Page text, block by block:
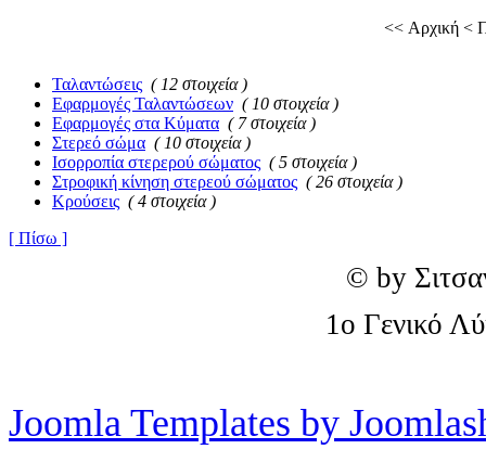
<< Αρχική <
Ταλαντώσεις ( 12 στοιχεία )
Εφαρμογές Ταλαντώσεων ( 10 στοιχεία )
Εφαρμογές στα Κύματα ( 7 στοιχεία )
Στερεό σώμα ( 10 στοιχεία )
Ισορροπία στερερού σώματος ( 5 στοιχεία )
Στροφική κίνηση στερεού σώματος ( 26 στοιχεία )
Κρούσεις ( 4 στοιχεία )
[ Πίσω ]
© by
1o Γενικό
Joomla Templates by